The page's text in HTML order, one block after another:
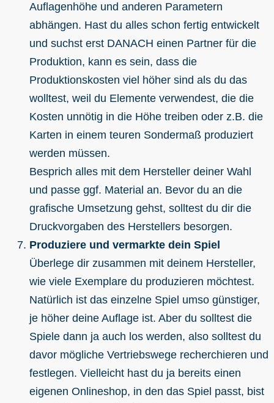
Auflagenhöhe und anderen Parametern
abhängen. Hast du alles schon fertig entwickelt
und suchst erst DANACH einen Partner für die
Produktion, kann es sein, dass die
Produktionskosten viel höher sind als du das
wolltest, weil du Elemente verwendest, die die
Kosten unnötig in die Höhe treiben oder z.B. die
Karten in einem teuren Sondermaß produziert
werden müssen.
Besprich alles mit dem Hersteller deiner Wahl
und passe ggf. Material an. Bevor du an die
grafische Umsetzung gehst, solltest du dir die
Druckvorgaben des Herstellers besorgen.
Produziere und vermarkte dein Spiel
Überlege dir zusammen mit deinem Hersteller,
wie viele Exemplare du produzieren möchtest.
Natürlich ist das einzelne Spiel umso günstiger,
je höher deine Auflage ist. Aber du solltest die
Spiele dann ja auch los werden, also solltest du
davor mögliche Vertriebswege recherchieren und
festlegen. Vielleicht hast du ja bereits einen
eigenen Onlineshop, in den das Spiel passt, bist